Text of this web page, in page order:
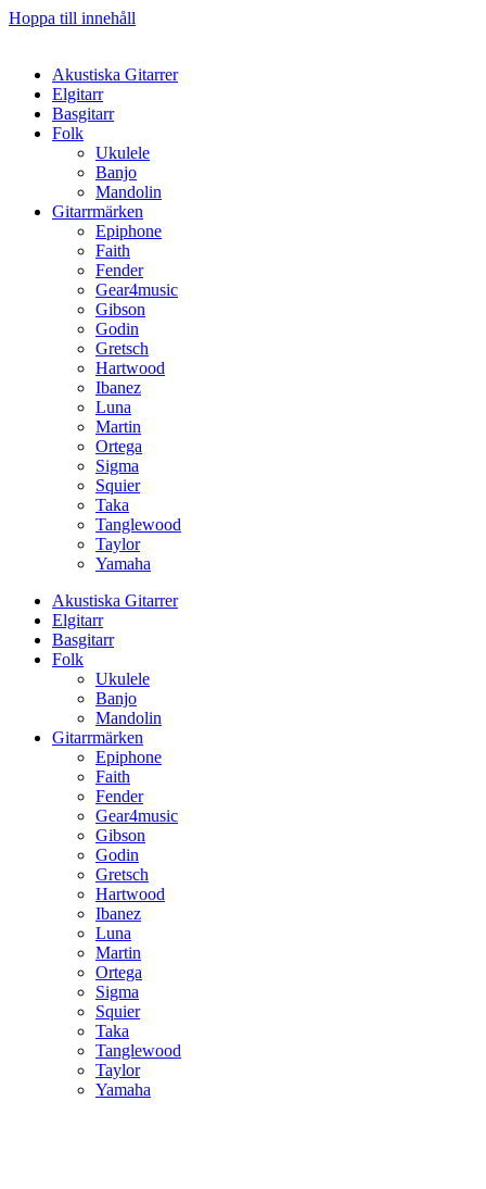
Hoppa till innehåll
Akustiska Gitarrer
Elgitarr
Basgitarr
Folk
Ukulele
Banjo
Mandolin
Gitarrmärken
Epiphone
Faith
Fender
Gear4music
Gibson
Godin
Gretsch
Hartwood
Ibanez
Luna
Martin
Ortega
Sigma
Squier
Taka
Tanglewood
Taylor
Yamaha
Akustiska Gitarrer
Elgitarr
Basgitarr
Folk
Ukulele
Banjo
Mandolin
Gitarrmärken
Epiphone
Faith
Fender
Gear4music
Gibson
Godin
Gretsch
Hartwood
Ibanez
Luna
Martin
Ortega
Sigma
Squier
Taka
Tanglewood
Taylor
Yamaha